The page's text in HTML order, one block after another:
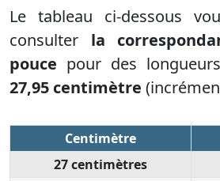
Le tableau ci-dessous
consulter la
pouce pour des
27,95 centimètre
Centimètre
27 centimètres